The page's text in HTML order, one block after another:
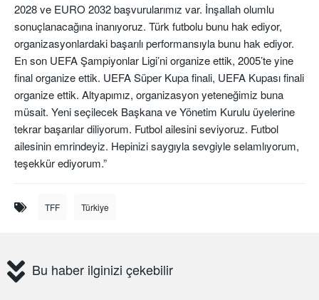
2028 ve EURO 2032 başvurularımız var. İnşallah olumlu
sonuçlanacağına inanıyoruz. Türk futbolu bunu hak ediyor,
organizasyonlardaki başarılı performansıyla bunu hak ediyor.
En son UEFA Şampiyonlar Ligi’ni organize ettik, 2005’te yine
final organize ettik. UEFA Süper Kupa finali, UEFA Kupası finali
organize ettik. Altyapımız, organizasyon yeteneğimiz buna
müsait. Yeni seçilecek Başkana ve Yönetim Kurulu üyelerine
tekrar başarılar diliyorum. Futbol ailesini seviyoruz. Futbol
ailesinin emrindeyiz. Hepinizi saygıyla sevgiyle selamlıyorum,
teşekkür ediyorum.”
TFF Türkiye
Bu haber ilginizi çekebilir